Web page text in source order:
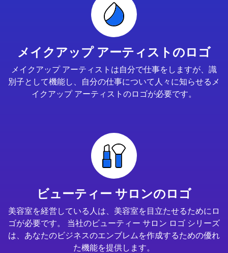
メイクアップ アーティストのロゴ
メイクアップ アーティストは自分で仕事をしますが、識
別子として機能し、自分の仕事について人々に知らせるメ
イクアップ アーティストのロゴが必要です。
ビューティー サロンのロゴ
美容室を経営している人は、美容室を目立たせるためにロ
ゴが必要です。 当社のビューティー サロン ロゴ シリーズ
は、あなたのビジネスのエンブレムを作成するための優れ
た機能を提供します。